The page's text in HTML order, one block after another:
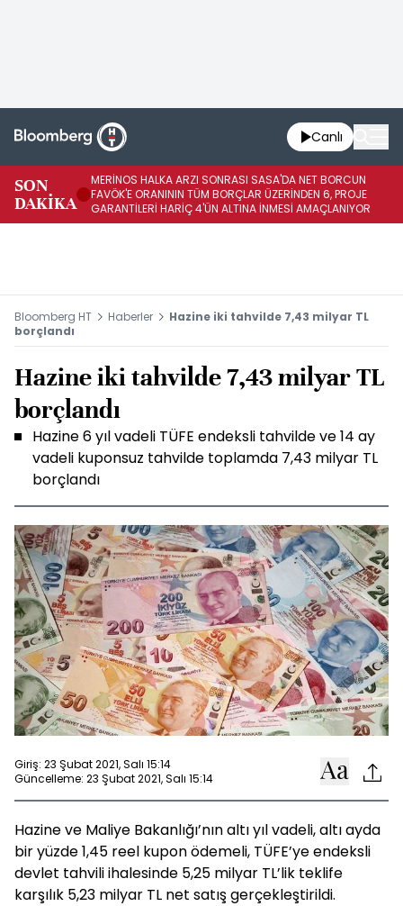
Canlı
SON
DAKİKA
MERİNOS HALKA ARZI SONRASI SASA'DA NET BORCUN
FAVÖK'E ORANININ TÜM BORÇLAR ÜZERİNDEN 6, PROJE
GARANTİLERİ HARİÇ 4'ÜN ALTINA İNMESİ AMAÇLANIYOR
Bloomberg HT Haberler
Hazine iki tahvilde 7,43 milyar TL
borçlandı
Hazine iki tahvilde 7,43 milyar TL
borçlandı
Hazine 6 yıl vadeli TÜFE endeksli tahvilde ve 14 ay
vadeli kuponsuz tahvilde toplamda 7,43 milyar TL
borçlandı
Giriş: 23 Şubat 2021, Salı 15:14
Güncelleme: 23 Şubat 2021, Salı 15:14
Hazine ve Maliye Bakanlığı’nın altı yıl vadeli, altı ayda
bir yüzde 1,45 reel kupon ödemeli, TÜFE’ye endeksli
devlet tahvili ihalesinde 5,25 milyar TL’lik teklife
karşılık 5,23 milyar TL net satış gerçekleştirildi.